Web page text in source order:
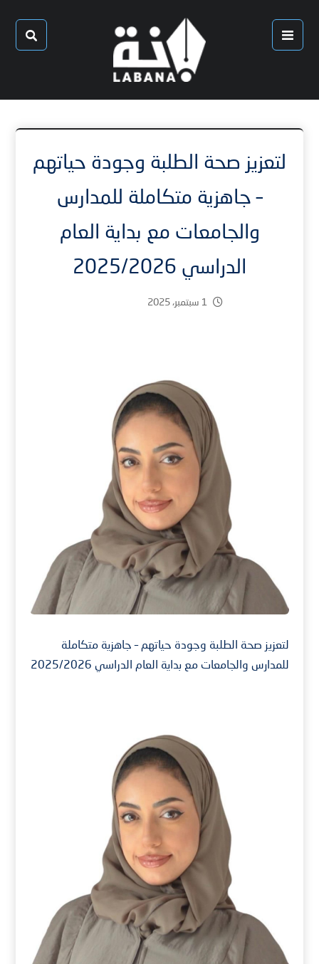
لتعزيز صحة الطلبة وجودة حياتهم
– جاهزية متكاملة للمدارس
والجامعات مع بداية العام
الدراسي 2025/2026
1 سبتمبر، 2025
لتعزيز صحة الطلبة وجودة حياتهم – جاهزية متكاملة
للمدارس والجامعات مع بداية العام الدراسي 2025/2026